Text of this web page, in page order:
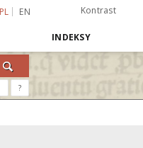
PL EN Kontrast
INDEKSY
?